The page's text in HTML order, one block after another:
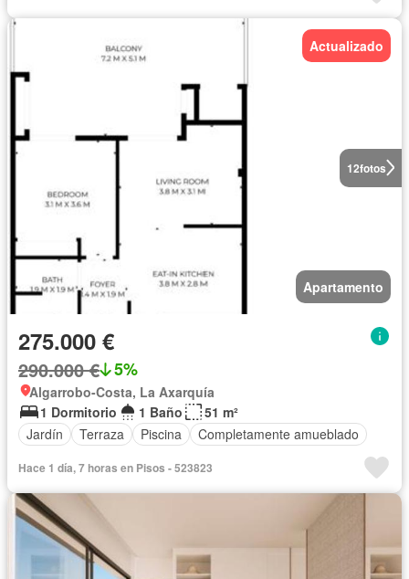
12fotos
Actualizado
Apartamento
275.000 €
290.000 € 5%
Algarrobo-Costa, La Axarquía
1 Dormitorio
1 Baño
51 m²
Jardín
Terraza Piscina Completamente amueblado
Hace 1 día, 7 horas en Pisos - 523823